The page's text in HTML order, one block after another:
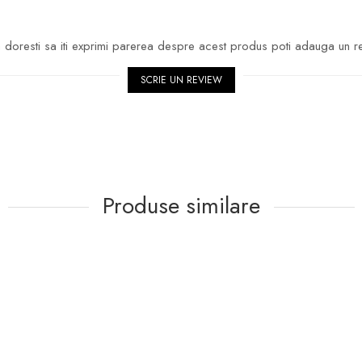
doresti sa iti exprimi parerea despre acest produs poti adauga un
SCRIE UN REVIEW
Produse similare